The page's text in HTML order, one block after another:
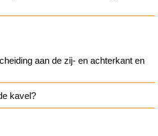
aan de zij- en achterkant en
kavel?